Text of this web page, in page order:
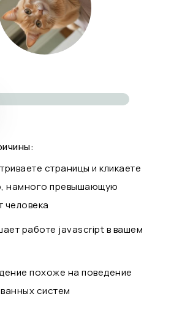
страницы и кликаете
намного превышающую
работе javascript в вашем
похоже на поведение
систем